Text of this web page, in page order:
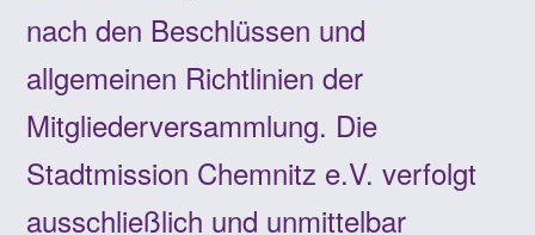
nach den Beschlüssen und
allgemeinen Richtlinien der
Mitgliederversammlung. Die
Stadtmission Chemnitz e.V. verfolgt
ausschließlich und unmittelbar